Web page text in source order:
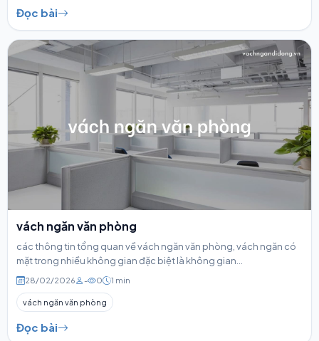
Đọc bài
vách ngăn văn phòng
các thông tin tổng quan về vách ngăn văn phòng, vách ngăn có
mặt trong nhiều không gian đặc biệt là không gian...
28/02/2026 - 0 1 min
vách ngăn văn phòng
Đọc bài